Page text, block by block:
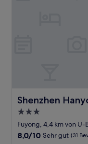
Shenzhen
Shenzhen Hanyong
3.0-
Sterne-
Unterkunft
Fuyong, 4,4 km von
8.0
8,0/10 Sehr gut (31